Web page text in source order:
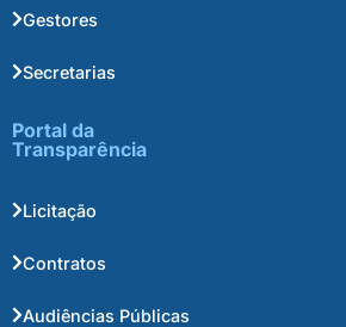
Gestores
Secretarias
Portal da
Transparência
Licitação
Contratos
Audiências Públicas